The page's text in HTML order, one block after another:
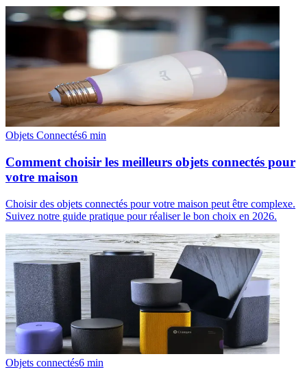
Objets Connectés6 min
Comment choisir les meilleurs objets connectés pour
votre maison
Choisir des objets connectés pour votre maison peut être complexe.
Suivez notre guide pratique pour réaliser le bon choix en 2026.
Objets connectés6 min